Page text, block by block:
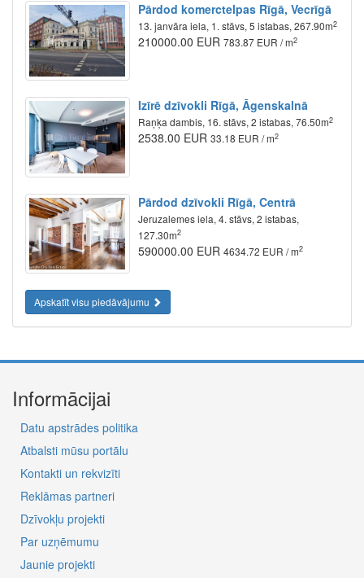
Pārdod komerctelpas Rīgā, Vecrīgā
13. janvāra iela, 1. stāvs, 5 istabas, 267.90m2
210000.00 EUR 783.87 EUR / m2
Izīrē dzīvokli Rīgā, Āgenskalnā
Raņķa dambis, 16. stāvs, 2 istabas, 76.50m2
2538.00 EUR 33.18 EUR / m2
Pārdod dzīvokli Rīgā, Centrā
Jeruzalemes iela, 4. stāvs, 2 istabas,
127.30m2
590000.00 EUR 4634.72 EUR / m2
Apskatīt visu piedāvājumu
Informācijai
Datu apstrādes politika
Atbalsti mūsu portālu
Kontakti un rekvizīti
Reklāmas partneri
Dzīvokļu projekti
Par uzņēmumu
Jaunie projekti